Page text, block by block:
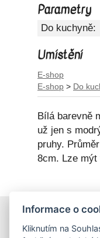
Parametry
Do kuchyně:
Umístění
E-shop
E-shop > Do
Bílá barevně
už jen s
pruhy.
8cm. Lze mýt
Informace o
Kliknutím na